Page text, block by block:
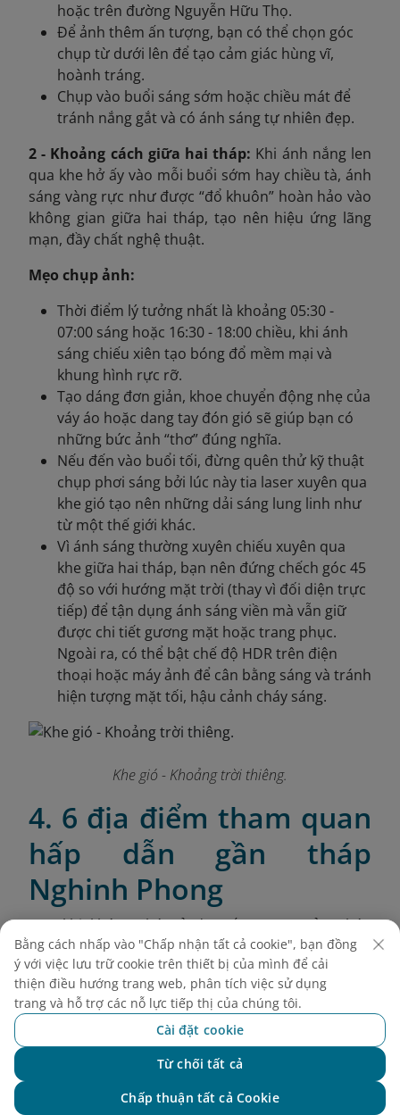
hoặc trên đường Nguyễn Hữu Thọ.
Để ảnh thêm ấn tượng, bạn có thể chọn góc
chụp từ dưới lên để tạo cảm giác hùng vĩ,
hoành tráng.
Chụp vào buổi sáng sớm hoặc chiều mát để
tránh nắng gắt và có ánh sáng tự nhiên đẹp.
2 - Khoảng cách giữa hai tháp: Khi ánh nắng len
qua khe hở ấy vào mỗi buổi sớm hay chiều tà, ánh
sáng vàng rực như được “đổ khuôn” hoàn hảo vào
không gian giữa hai tháp, tạo nên hiệu ứng lãng
mạn, đầy chất nghệ thuật.
Mẹo chụp ảnh:
Thời điểm lý tưởng nhất là khoảng 05:30 -
07:00 sáng hoặc 16:30 - 18:00 chiều, khi ánh
sáng chiếu xiên tạo bóng đổ mềm mại và
khung hình rực rỡ.
Tạo dáng đơn giản, khoe chuyển động nhẹ của
váy áo hoặc dang tay đón gió sẽ giúp bạn có
những bức ảnh “thơ” đúng nghĩa.
Nếu đến vào buổi tối, đừng quên thử kỹ thuật
chụp phơi sáng bởi lúc này tia laser xuyên qua
khe gió tạo nên những dải sáng lung linh như
từ một thế giới khác.
Vì ánh sáng thường xuyên chiếu xuyên qua
khe giữa hai tháp, bạn nên đứng chếch góc 45
độ so với hướng mặt trời (thay vì đối diện trực
tiếp) để tận dụng ánh sáng viền mà vẫn giữ
được chi tiết gương mặt hoặc trang phục.
Ngoài ra, có thể bật chế độ HDR trên điện
thoại hoặc máy ảnh để cân bằng sáng và tránh
hiện tượng mặt tối, hậu cảnh cháy sáng.
Khe gió - Khoảng trời thiêng.
4. 6 địa điểm tham quan
hấp dẫn gần tháp
Nghinh Phong
Sau khi khám phá vẻ đẹp ấn tượng của Tháp
Nghinh Phong, hành trình trải nghiệm Phú Yên sẽ
càng trọn vẹn hơn khi bạn ghé thăm những địa
điểm mang đậm dấu ấn văn hóa - lịch sử xung
quanh. Dưới đây là 6 địa danh gần Tháp Nghinh
Phong mà bạn nhất định không nên bỏ lỡ.
1 - Chùa Thanh Lương:Được xây dựng từ san hô
và gáo dừa, tạo nên vẻ đẹp mộc mạc và gần gũi với
thiên nhiên. Không gian chùa thanh tịnh, yên bình,
Bằng cách nhấp vào "Chấp nhận tất cả cookie", bạn đồng
ý với việc lưu trữ cookie trên thiết bị của mình để cải
thiện điều hướng trang web, phân tích việc sử dụng
trang và hỗ trợ các nỗ lực tiếp thị của chúng tôi.
Cài đặt cookie
Từ chối tất cả
Chấp thuận tất cả Cookie